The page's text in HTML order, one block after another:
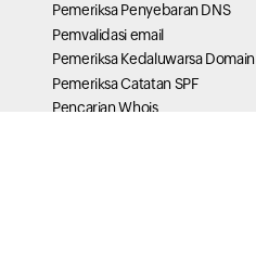
Pemeriksa Penyebaran DNS
Pemvalidasi email
Pemeriksa Kedaluwarsa Domain
Pemeriksa Catatan SPF
Pencarian Whois